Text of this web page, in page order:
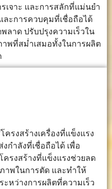
วัสดุอย่าง
แม่นยำ
เลเซอร์
เหมาะ
ที่ต้องการ
งานพิมพ์
ขนาดใหญ่
เร็วมาก
ตัดวัสดุบาง
โดยทั่วไป
จะมีพื้นที่
มีจำหน่าย
ในขนาด
เจาะ และการสลักที่แม่นยำ
ละการควบคุมที่เชื่อถือได้
ลาด ปรับปรุงความเร็วใน
พที่สม่ำเสมอทั้งในการผลิต
โครงสร้างเครื่องที่แข็งแรง
กำลังที่เชื่อถือได้ เพื่อ
ครงสร้างที่แข็งแรงช่วยลด
าพในการตัด และทำให้
ะหว่างการผลิตที่ความเร็ว